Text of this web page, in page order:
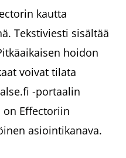
kautta
Tekstiviesti sisältää
hoidon
voivat tilata
-portaalin
on Effectoriin
asiointikanava.